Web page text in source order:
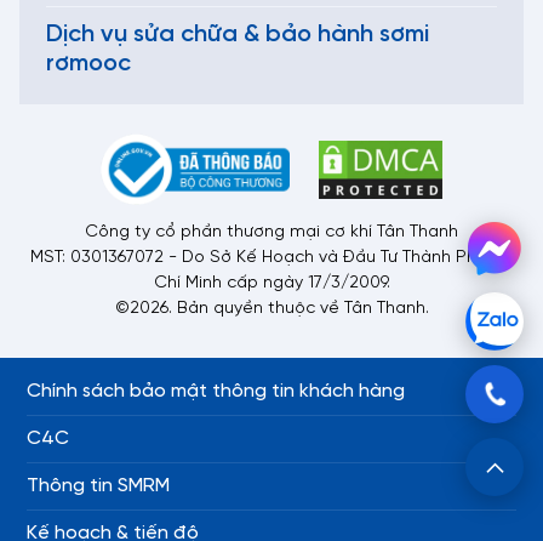
Dịch vụ sửa chữa & bảo hành sơmi
rơmooc
Công ty cổ phần thương mại cơ khí Tân Thanh
MST: 0301367072 - Do Sở Kế Hoạch và Đầu Tư Thành Phố Hồ
Chí Minh cấp ngày 17/3/2009.
©2026. Bản quyền thuộc về Tân Thanh.
Chính sách bảo mật thông tin khách hàng
C4C
Thông tin SMRM
Kế hoạch & tiến độ